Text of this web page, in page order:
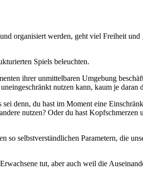
organisiert werden, geht viel Freiheit und
Spiels beleuchten.
ihrer unmittelbaren Umgebung
nutzen kann, kaum je daran
denn, du hast im Moment eine
nutzen? Oder du hast
selbstverständlichen Parametern, die
tut, aber auch weil die